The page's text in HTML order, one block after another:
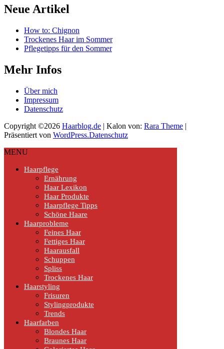
Neue Artikel
How to: Chignon
Trockenes Haar im Sommer
Pflegetipps für den Sommer
Mehr Infos
Über mich
Impressum
Datenschutz
Copyright ©2026 Haarblog.de | Kalon von: Rara Theme |
Präsentiert von WordPress.Datenschutz
MENU
Haarpflege
Ernährung
Haar Lexikon
Haar Produkte
Haarpflege Tipps
Schöne Haare
Haarprobleme
Feines Haar
Fettiges Haar
Haarausfall
Schuppen
Spliss
Trockenes Haar
Haarstyling
Frisuren
Stylingprodukte
Trends
Haarfarben
Blondes Haar
Braunes Haar